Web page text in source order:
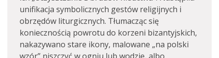
unifikacja symbolicznych gestów religijnych i
obrzędów liturgicznych. Tłumacząc się
koniecznością powrotu do korzeni bizantyjskich,
nakazywano stare ikony, malowane „na polski